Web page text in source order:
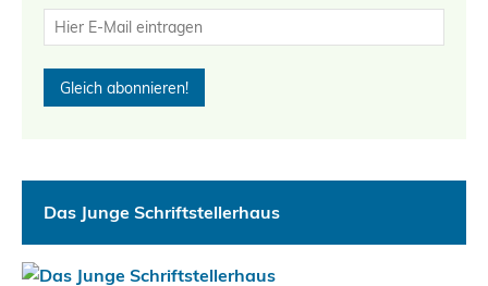
Das Junge Schriftstellerhaus